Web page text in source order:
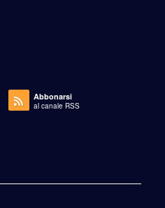
Abbonarsi
al canale RSS